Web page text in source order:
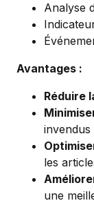
Analyse
Avantages :
Réduire
invendus
les
une